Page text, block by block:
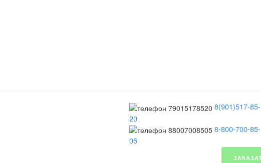
8(901)517-85-
20
8-800-700-85-
05